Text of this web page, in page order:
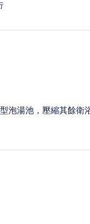
泡湯池，壓縮其餘衛